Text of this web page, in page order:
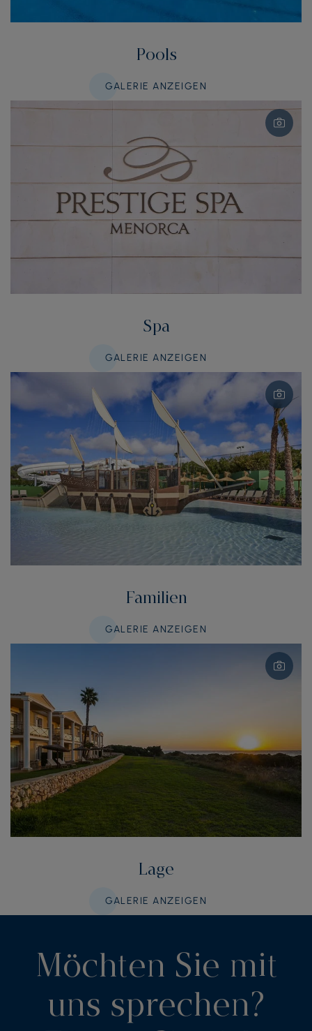
Pools
GALERIE ANZEIGEN
Spa
GALERIE ANZEIGEN
Familien
GALERIE ANZEIGEN
Lage
GALERIE ANZEIGEN
Möchten Sie mit
uns sprechen?